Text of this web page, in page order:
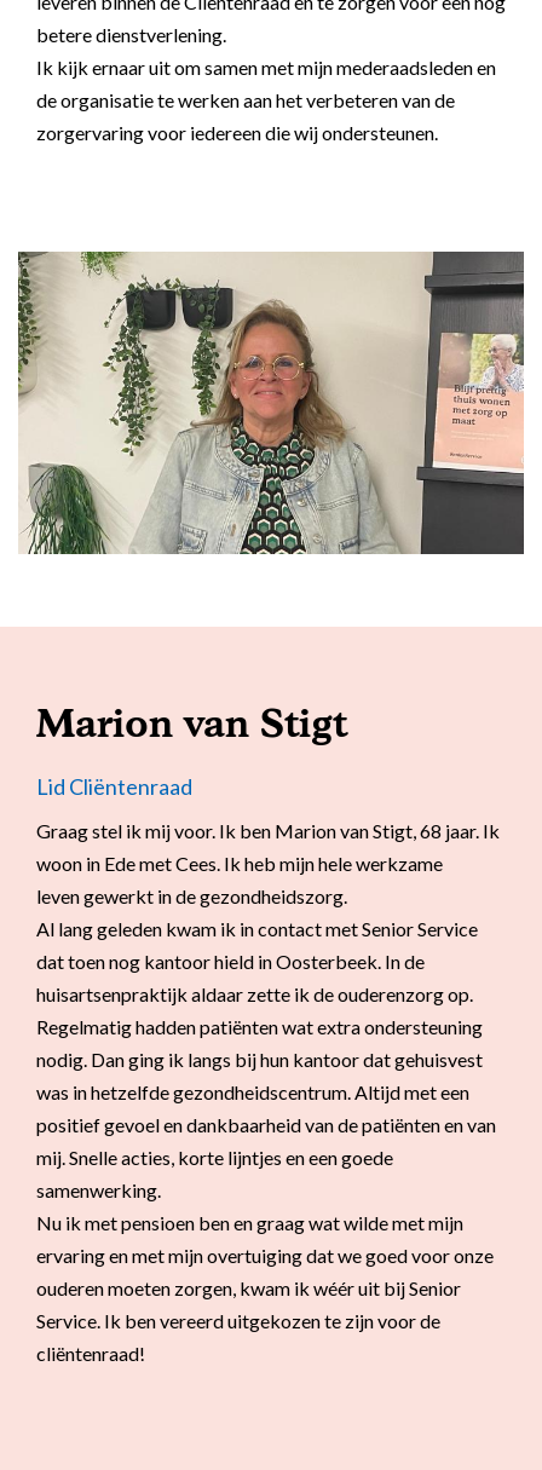
betere dienstverlening.
Ik kijk ernaar uit om samen met mijn mederaadsleden en
de organisatie te werken aan het verbeteren van de
zorgervaring voor iedereen die wij ondersteunen.
Marion van Stigt
Lid Cliëntenraad
Graag stel ik mij voor. Ik ben Marion van Stigt, 68 jaar. Ik
woon in Ede met Cees. Ik heb mijn hele werkzame
leven gewerkt in de gezondheidszorg.
Al lang geleden kwam ik in contact met Senior Service
dat toen nog kantoor hield in Oosterbeek. In de
huisartsenpraktijk aldaar zette ik de ouderenzorg op.
Regelmatig hadden patiënten wat extra ondersteuning
nodig. Dan ging ik langs bij hun kantoor dat gehuisvest
was in hetzelfde gezondheidscentrum. Altijd met een
positief gevoel en dankbaarheid van de patiënten en van
mij. Snelle acties, korte lijntjes en een goede
samenwerking.
Nu ik met pensioen ben en graag wat wilde met mijn
ervaring en met mijn overtuiging dat we goed voor onze
ouderen moeten zorgen, kwam ik wéér uit bij Senior
Service. Ik ben vereerd uitgekozen te zijn voor de
cliëntenraad!